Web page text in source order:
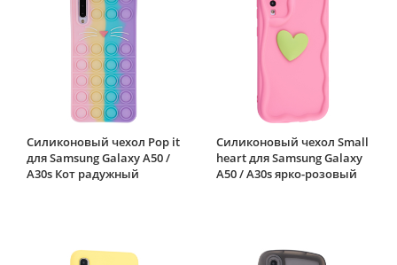
Силиконовый чехол Pop it
для Samsung Galaxy A50 /
A30s Кот радужный
Силиконовый чехол Small
heart для Samsung Galaxy
A50 / A30s ярко-розовый